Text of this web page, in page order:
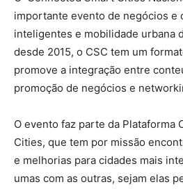
importante evento de negócios e
inteligentes e mobilidade urbana
desde 2015, o CSC tem um
promove a integração entre
promoção de negócios e
O evento faz parte da Plataforma
Cities, que tem por missão
e melhorias para cidades mais
umas com as outras, sejam elas